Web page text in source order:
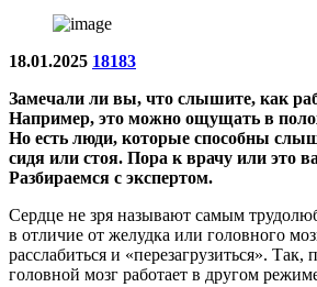
18.01.2025 18183
Замечали ли вы, что слышите, как
Например, это можно ощущать в
Но есть люди, которые способны
сидя или стоя. Пора к врачу или это
Разбираемся с экспертом.
Сердце не зря называют самым
в отличие от желудка или головного
расслабиться и «перезагрузиться».
головной мозг работает в другом